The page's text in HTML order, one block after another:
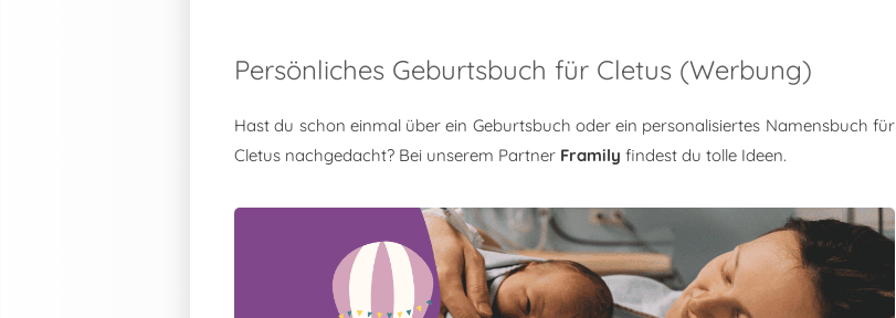
Persönliches Geburtsbuch für Cletus (Werbung)
Hast du schon einmal über ein Geburtsbuch oder ein personalisiertes Namensbuch für
Cletus nachgedacht? Bei unserem Partner Framily findest du tolle Ideen.